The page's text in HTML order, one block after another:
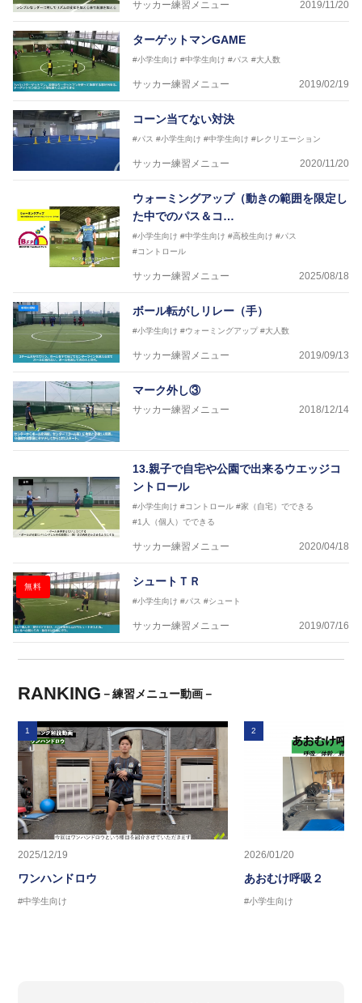
サッカー練習メニュー 2019/11/20
ターゲットマンGAME
#小学生向け #中学生向け #パス #大人数
サッカー練習メニュー 2019/02/19
コーン当てない対決
#パス #小学生向け #中学生向け #レクリエーション
サッカー練習メニュー 2020/11/20
ウォーミングアップ（動きの範囲を限定し
た中でのパス＆コ…
#小学生向け #中学生向け #高校生向け #パス
#コントロール
サッカー練習メニュー 2025/08/18
ボール転がしリレー（手）
#小学生向け #ウォーミングアップ #大人数
サッカー練習メニュー 2019/09/13
マーク外し③
サッカー練習メニュー 2018/12/14
13.親子で自宅や公園で出来るウエッジコ
ントロール
#小学生向け #コントロール #家（自宅）でできる
#1人（個人）でできる
サッカー練習メニュー 2020/04/18
無料 シュートＴＲ
#小学生向け #パス #シュート
サッカー練習メニュー 2019/07/16
RANKING －練習メニュー動画－
1
2025/12/19
ワンハンドロウ
#中学生向け
2
2026/01/20
あおむけ呼吸２
#小学生向け